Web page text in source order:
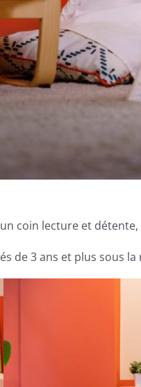
coin lecture et détente,
de 3 ans et plus sous